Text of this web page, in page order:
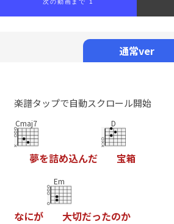
次の動画まで 1
通常ver
楽譜タップで自動スクロール開始
Cmaj7
夢を詰め込んだ
D
宝箱
なにが
Em
大切だったのか